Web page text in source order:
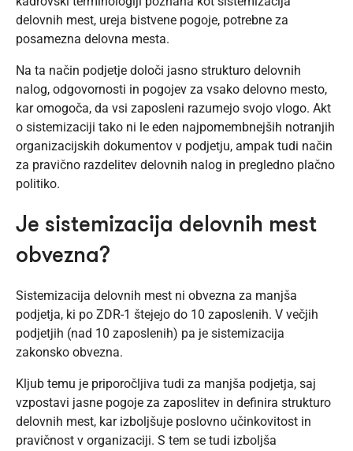
delovnih mest, ureja bistvene pogoje, potrebne za
posamezna delovna mesta.
Na ta način podjetje določi jasno strukturo delovnih
nalog, odgovornosti in pogojev za vsako delovno mesto,
kar omogoča, da vsi zaposleni razumejo svojo vlogo. Akt
o sistemizaciji tako ni le eden najpomembnejših notranjih
organizacijskih dokumentov v podjetju, ampak tudi način
za pravično razdelitev delovnih nalog in pregledno plačno
politiko.
Je sistemizacija delovnih mest
obvezna?
Sistemizacija delovnih mest ni obvezna za manjša
podjetja, ki po ZDR-1 štejejo do 10 zaposlenih. V večjih
podjetjih (nad 10 zaposlenih) pa je sistemizacija
zakonsko obvezna.
Kljub temu je priporočljiva tudi za manjša podjetja, saj
vzpostavi jasne pogoje za zaposlitev in definira strukturo
delovnih mest, kar izboljšuje poslovno učinkovitost in
pravičnost v organizaciji. S tem se tudi izboljša